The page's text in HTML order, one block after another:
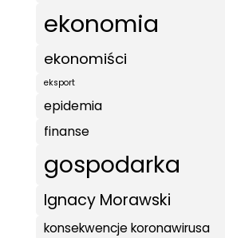
ekonomia
ekonomiści
eksport
epidemia
finanse
gospodarka
Ignacy Morawski
konsekwencje koronawirusa